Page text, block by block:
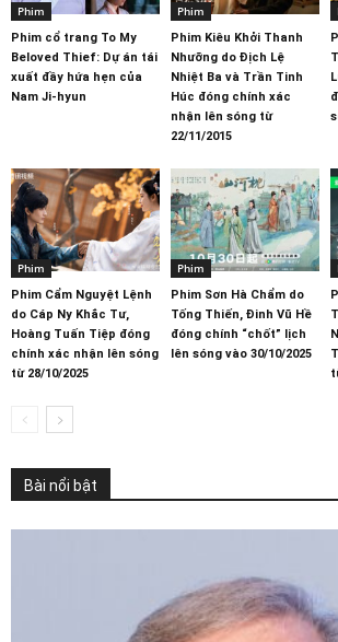
Phim
Phim cổ trang To My
Beloved Thief: Dự án tái
xuất đầy hứa hẹn của
Nam Ji-hyun
Phim
Phim Kiêu Khởi Thanh
Nhưỡng do Địch Lệ
Nhiệt Ba và Trần Tinh
Húc đóng chính xác
nhận lên sóng từ
22/11/2015
Phim
Phim Cẩm Nguyệt Lệnh
do Cáp Ny Khắc Tư,
Hoàng Tuấn Tiệp đóng
chính xác nhận lên sóng
từ 28/10/2025
Phim
Phim Sơn Hà Chẩm do
Tống Thiến, Đinh Vũ Hề
đóng chính “chốt” lịch
lên sóng vào 30/10/2025
Bài nổi bật